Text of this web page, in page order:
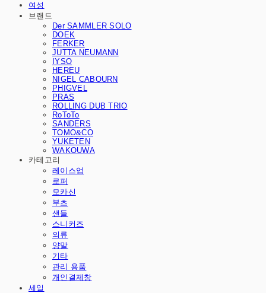
여성
브랜드
Der SAMMLER SOLO
DOEK
FERKER
JUTTA NEUMANN
IYSO
HEREU
NIGEL CABOURN
PHIGVEL
PRAS
ROLLING DUB TRIO
RoToTo
SANDERS
TOMO&CO
YUKETEN
WAKOUWA
카테고리
레이스업
로퍼
모카신
부츠
샌들
스니커즈
의류
양말
기타
관리 용품
개인결제창
세일